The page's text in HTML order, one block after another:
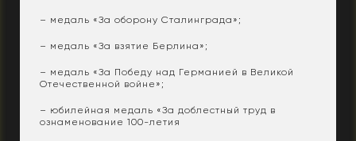
– медаль «За оборону Сталинграда»;
– медаль «За взятие Берлина»;
– медаль «За Победу над Германией в Великой
Отечественной войне»;
– юбилейная медаль «За доблестный труд в
ознаменование 100-летия